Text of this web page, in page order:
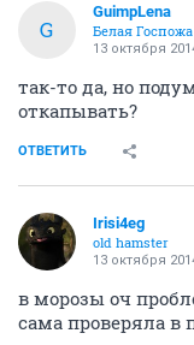
G
GuimpLena
Белая Госпожа
13 октября
так-то да, но
откапывать?
ОТВЕТИТЬ
Irisi4eg
old hamster
13 октября
в морозы оч
сама проверяла в